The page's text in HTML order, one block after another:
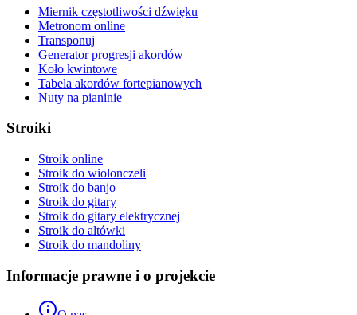
Miernik częstotliwości dźwięku
Metronom online
Transponuj
Generator progresji akordów
Koło kwintowe
Tabela akordów fortepianowych
Nuty na pianinie
Stroiki
Stroik online
Stroik do wiolonczeli
Stroik do banjo
Stroik do gitary
Stroik do gitary elektrycznej
Stroik do altówki
Stroik do mandoliny
Informacje prawne i o projekcie